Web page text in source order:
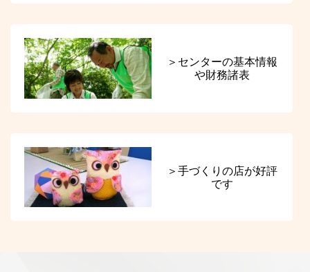
＞センターの基本情報
や財務諸表
＞手づくりの店が好評
です